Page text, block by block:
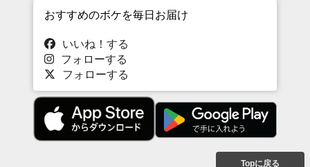
おすすめのボケを毎日お届け
いいね！する
フォローする
フォローする
Topに戻る